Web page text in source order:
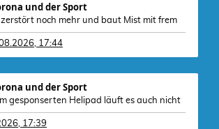
und der Sport
noch mehr und baut Mist mit frem
17:44
und der Sport
gesponserten Helipad läuft es auch nicht
17:39